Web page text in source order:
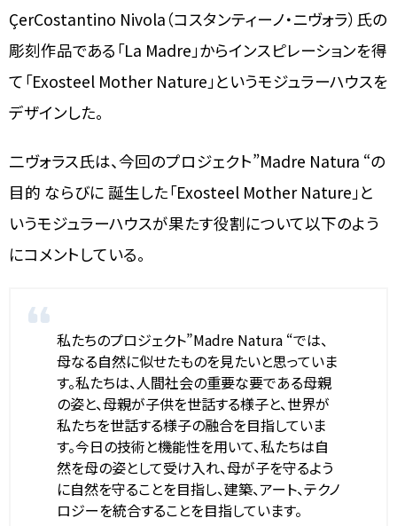
ÇerCostantino Nivola（コスタンティーノ・ニヴォラ）氏の
彫刻作品である「La Madre」からインスピレーションを得
て「Exosteel Mother Nature」というモジュラーハウスを
デザインした。
二ヴォラス氏は、今回のプロジェクト”Madre Natura “の
目的 ならびに 誕生した「Exosteel Mother Nature」と
いうモジュラーハウスが果たす役割について以下のよう
にコメントしている。
私たちのプロジェクト”Madre Natura “では、
母なる自然に似せたものを見たいと思っていま
す。私たちは、人間社会の重要な要である母親
の姿と、母親が子供を世話する様子と、世界が
私たちを世話する様子の融合を目指していま
す。今日の技術と機能性を用いて、私たちは自
然を母の姿として受け入れ、母が子を守るよう
に自然を守ることを目指し、建築、アート、テクノ
ロジーを統合することを目指しています。